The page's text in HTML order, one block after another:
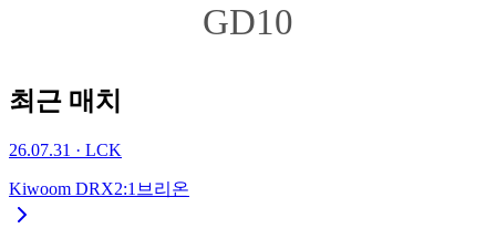
GD10
최근 매치
26.07.31 · LCK
Kiwoom DRX2:1 브리온